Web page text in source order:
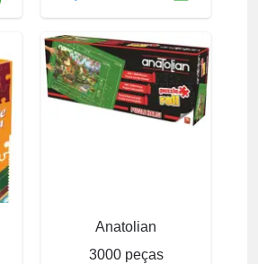
Anatolian
3000 peças